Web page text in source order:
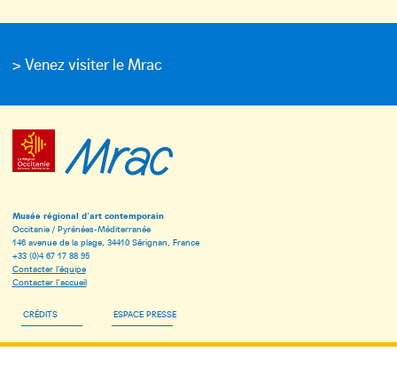
> Venez visiter le Mrac
Musée régional d’art contemporain
Occitanie / Pyrénées-Méditerranée
146 avenue de la plage, 34410 Sérignan, France
+33 (0)4 67 17 88 95
Contacter l’équipe
Contacter l’accueil
CRÉDITS ESPACE PRESSE
ESPACE PÉDAGOGIQUE